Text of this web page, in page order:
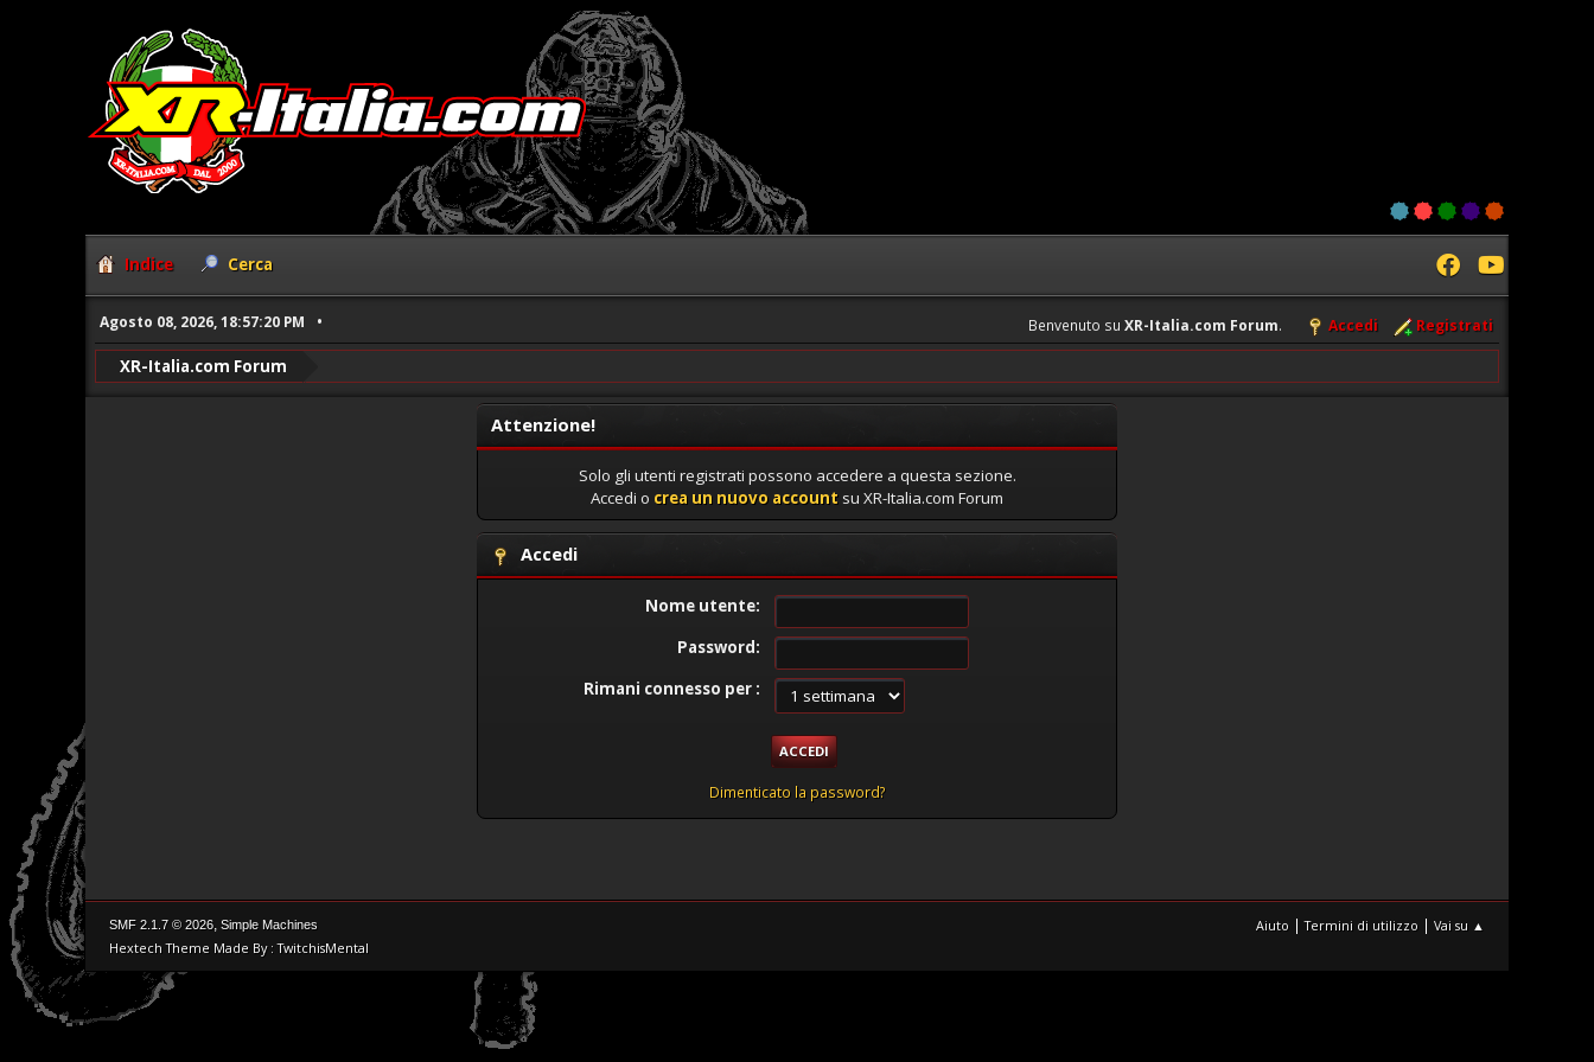
Indice Cerca
Agosto 08, 2026, 18:57:20 PM Benvenuto su XR-Italia.com Forum. Accedi Registrati
XR-Italia.com Forum
Attenzione!
Solo gli utenti registrati possono accedere a questa sezione.
Accedi o crea un nuovo account su XR-Italia.com Forum
Accedi
Nome utente:
Password:
Rimani connesso per :
Dimenticato la password?
Aiuto |Termini di utilizzo | Vai su ▲
SMF 2.1.7 © 2026, Simple Machines
Hextech Theme Made By : TwitchisMental